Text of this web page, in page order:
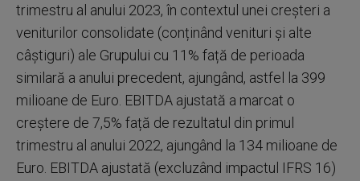
trimestru al anului 2023, în contextul unei creșteri a
veniturilor consolidate (conținând venituri și alte
câștiguri) ale Grupului cu 11% față de perioada
similară a anului precedent, ajungând, astfel la 399
milioane de Euro. EBITDA ajustată a marcat o
creștere de 7,5% față de rezultatul din primul
trimestru al anului 2022, ajungând la 134 milioane de
Euro. EBITDA ajustată (excluzând impactul IFRS 16)